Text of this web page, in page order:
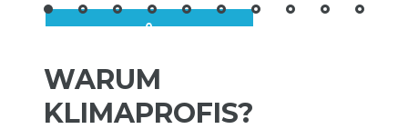
WARUM
KLIMAPROFIS?